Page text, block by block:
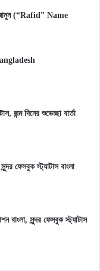
জানুন (“Rafid” Name
জন্ম দিনের শুভেচ্ছা বার্তা
ফেসবুক স্ট্যাটাস বাংলা
বাংলা, সুন্দর ফেসবুক স্ট্যাটাস